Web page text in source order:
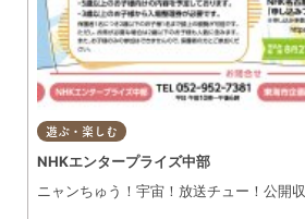
遊ぶ・楽しむ
NHKエンタープライズ中部
ニャンちゅう！宇宙！放送チュー！公開